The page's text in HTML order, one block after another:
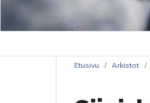
Etusivu / Arkistot /